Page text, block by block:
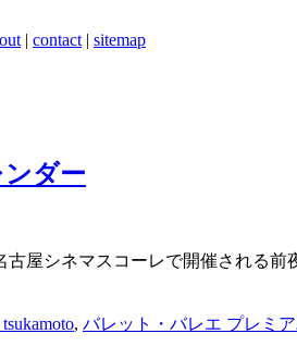
| contact | sitemap
ダー
屋シネマスコーレで開催される
, バレット・バレエ プレミ